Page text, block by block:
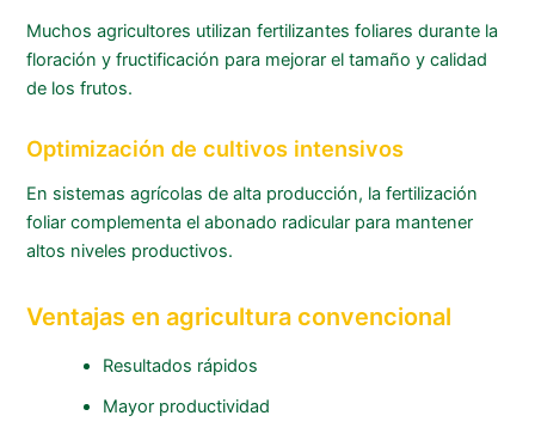
Muchos agricultores utilizan fertilizantes foliares durante la
floración y fructificación para mejorar el tamaño y calidad
de los frutos.
Optimización de cultivos intensivos
En sistemas agrícolas de alta producción, la fertilización
foliar complementa el abonado radicular para mantener
altos niveles productivos.
Ventajas en agricultura convencional
Resultados rápidos
Mayor productividad